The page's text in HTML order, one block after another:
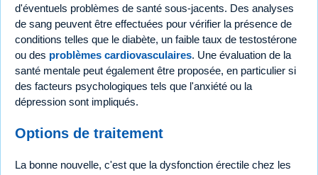
d'éventuels problèmes de santé sous-jacents. Des analyses
de sang peuvent être effectuées pour vérifier la présence de
conditions telles que le diabète, un faible taux de testostérone
ou des problèmes cardiovasculaires. Une évaluation de la
santé mentale peut également être proposée, en particulier si
des facteurs psychologiques tels que l'anxiété ou la
dépression sont impliqués.
Options de traitement
La bonne nouvelle, c'est que la dysfonction érectile chez les